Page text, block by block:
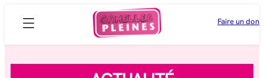
Faire un don